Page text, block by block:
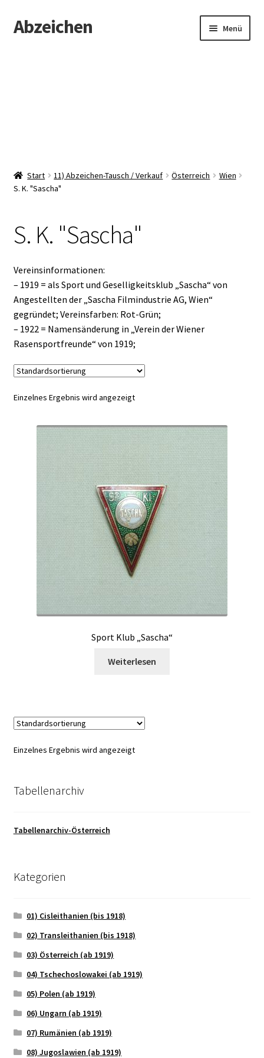
Zur
Navigation
Zum
Inhalt
Abzeichen Menü
Start 11) Abzeichen-Tausch / Verkauf Österreich
Wien
S. K. "Sascha"
S. K. "Sascha"
Vereinsinformationen:
– 1919 = als Sport und Geselligkeitsklub „Sascha“ von
Angestellten der „Sascha Filmindustrie AG, Wien“
gegründet; Vereinsfarben: Rot-Grün;
– 1922 = Namensänderung in „Verein der Wiener
Rasensportfreunde“ von 1919;
Einzelnes Ergebnis wird angezeigt
Sport Klub „Sascha“
Weiterlesen
Einzelnes Ergebnis wird angezeigt
Tabellenarchiv
Tabellenarchiv-Österreich
Kategorien
01) Cisleithanien (bis 1918)
02) Transleithanien (bis 1918)
03) Österreich (ab 1919)
04) Tschechoslowakei (ab 1919)
05) Polen (ab 1919)
06) Ungarn (ab 1919)
07) Rumänien (ab 1919)
08) Jugoslawien (ab 1919)